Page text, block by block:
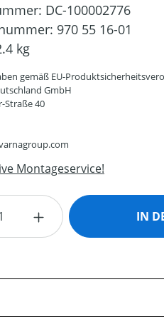
DC-100002776
970 55 16-01
kg
gemäß EU-
GmbH
Straße 40
Montageservice!
Anzahl: Gib den IN